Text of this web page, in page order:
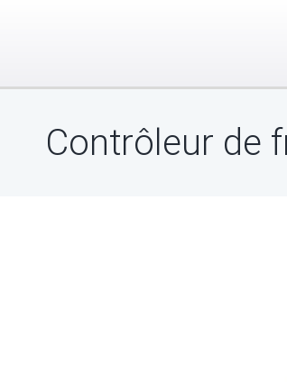
Contrôleur de